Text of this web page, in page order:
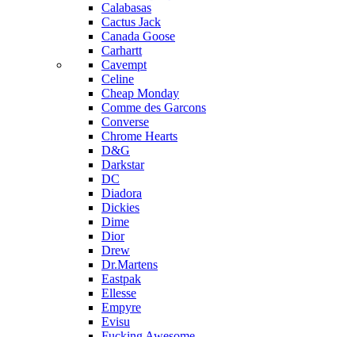
Calabasas
Cactus Jack
Canada Goose
Carhartt
Cavempt
Celine
Cheap Monday
Comme des Garcons
Converse
Chrome Hearts
D&G
Darkstar
DC
Diadora
Dickies
Dime
Dior
Drew
Dr.Martens
Eastpak
Ellesse
Empyre
Evisu